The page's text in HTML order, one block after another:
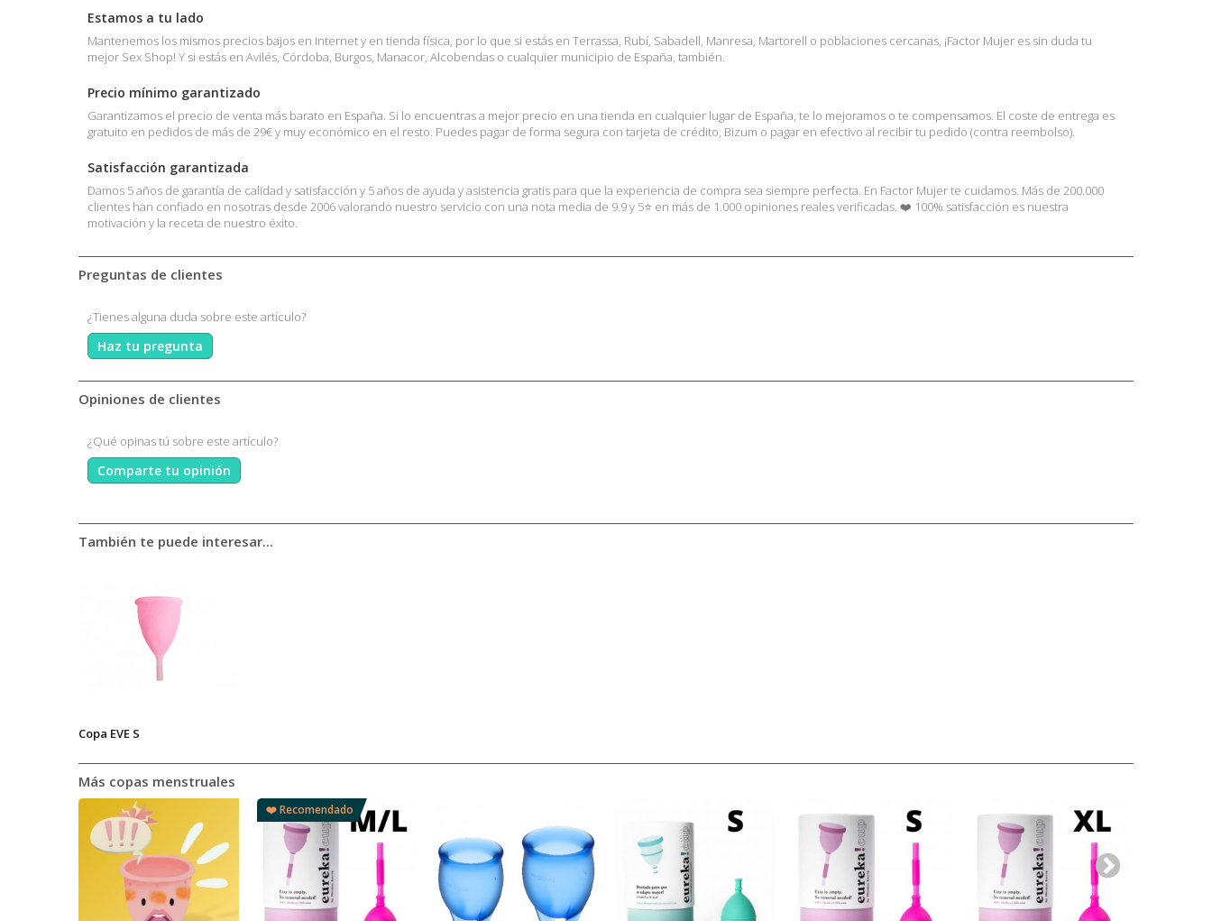
Estamos a tu lado
Mantenemos los mismos precios bajos en Internet y en tienda física, por lo que si estás en Terrassa, Rubí, Sabadell, Manresa, Martorell o poblaciones cercanas, ¡Factor Mujer es sin duda tu
mejor Sex Shop! Y si estás en Avilés, Córdoba, Burgos, Manacor, Alcobendas o cualquier municipio de España, también.
Precio mínimo garantizado
Garantizamos el precio de venta más barato en España. Si lo encuentras a mejor precio en una tienda en cualquier lugar de España, te lo mejoramos o te compensamos. El coste de entrega es
gratuito en pedidos de más de 29€ y muy económico en el resto. Puedes pagar de forma segura con tarjeta de crédito, Bizum o pagar en efectivo al recibir tu pedido (contra reembolso).
Satisfacción garantizada
Damos 5 años de garantía de calidad y satisfacción y 5 años de ayuda y asistencia gratis para que la experiencia de compra sea siempre perfecta. En Factor Mujer te cuidamos. Más de 200.000
clientes han confiado en nosotras desde 2006 valorando nuestro servicio con una nota media de 9.9 y 5⭐ en más de 1.000 opiniones reales verificadas. ❤️ 100% satisfacción es nuestra
motivación y la receta de nuestro éxito.
Preguntas de clientes
¿Tienes alguna duda sobre este artículo?
Haz tu pregunta
Opiniones de clientes
¿Qué opinas tú sobre este artículo?
Comparte tu opinión
También te puede interesar...
Copa EVE S
Más copas menstruales
❤️ Recomendado